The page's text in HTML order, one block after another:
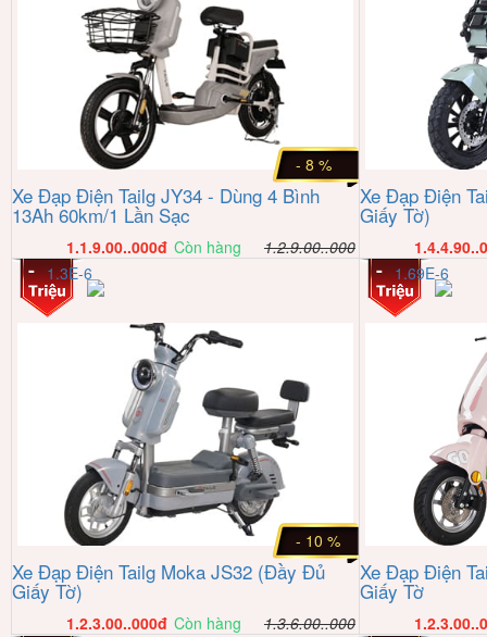
Xe Đạp Điện Tailg JY34 - Dùng 4 Bình
13Ah 60km/1 Lần Sạc
1.2.9.00..000
- 8 %
1.1.9.00..000đ Còn hàng
Xe Đạp Điện
Giấy Tờ)
1.3E-6
Xe Đạp Điện Tailg Moka JS32 (Đầy Đủ
Giấy Tờ)
1.3.6.00..000
- 10 %
1.2.3.00..000đ Còn hàng
1.69E-6
Xe Đạp Điện
Giấy Tờ